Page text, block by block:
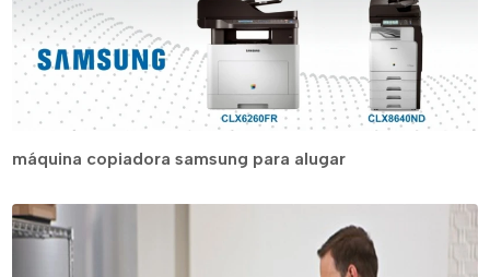
máquina copiadora samsung para alugar